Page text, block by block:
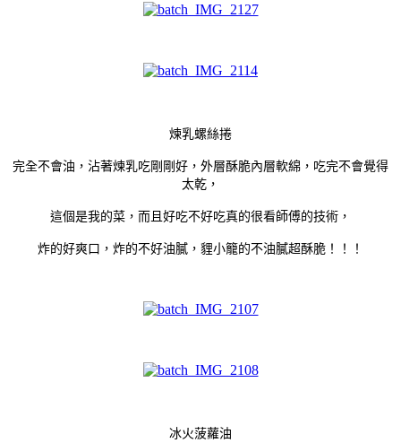
煉乳螺絲捲
完全不會油，沾著煉乳吃剛剛好，外層酥脆內層軟綿，吃完不會覺得
太乾，
這個是我的菜，而且好吃不好吃真的很看師傅的技術，
炸的好爽口，炸的不好油膩，貍小籠的不油膩超酥脆！！！
冰火菠蘿油